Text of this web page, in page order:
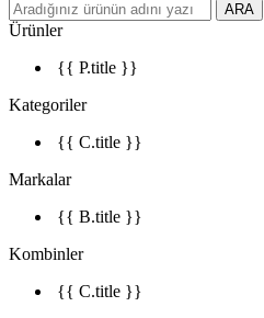
ARA
Ürünler
{{ P.title }}
Kategoriler
{{ C.title }}
Markalar
{{ B.title }}
Kombinler
{{ C.title }}